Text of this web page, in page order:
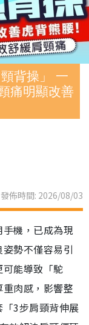
背操」 一
痛明顯改善
發佈時間: 2026/08/03
機，已成為現
勢不僅容易引
能導致「駝
肉感，影響整
3步肩頸背伸展